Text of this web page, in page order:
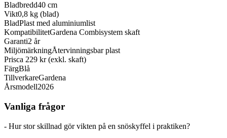
Bladbredd40 cm
Vikt0,8 kg (blad)
BladPlast med aluminiumlist
KompatibilitetGardena Combisystem skaft
Garanti2 år
MiljömärkningÅtervinningsbar plast
Prisca 229 kr (exkl. skaft)
FärgBlå
TillverkareGardena
Årsmodell2026
Vanliga frågor
- Hur stor skillnad gör vikten på en snöskyffel i praktiken?